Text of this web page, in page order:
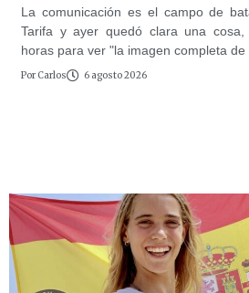
La comunicación es el campo de
Tarifa y ayer quedó clara una
horas para ver "la imagen completa de
Por Carlos 6 agosto 2026